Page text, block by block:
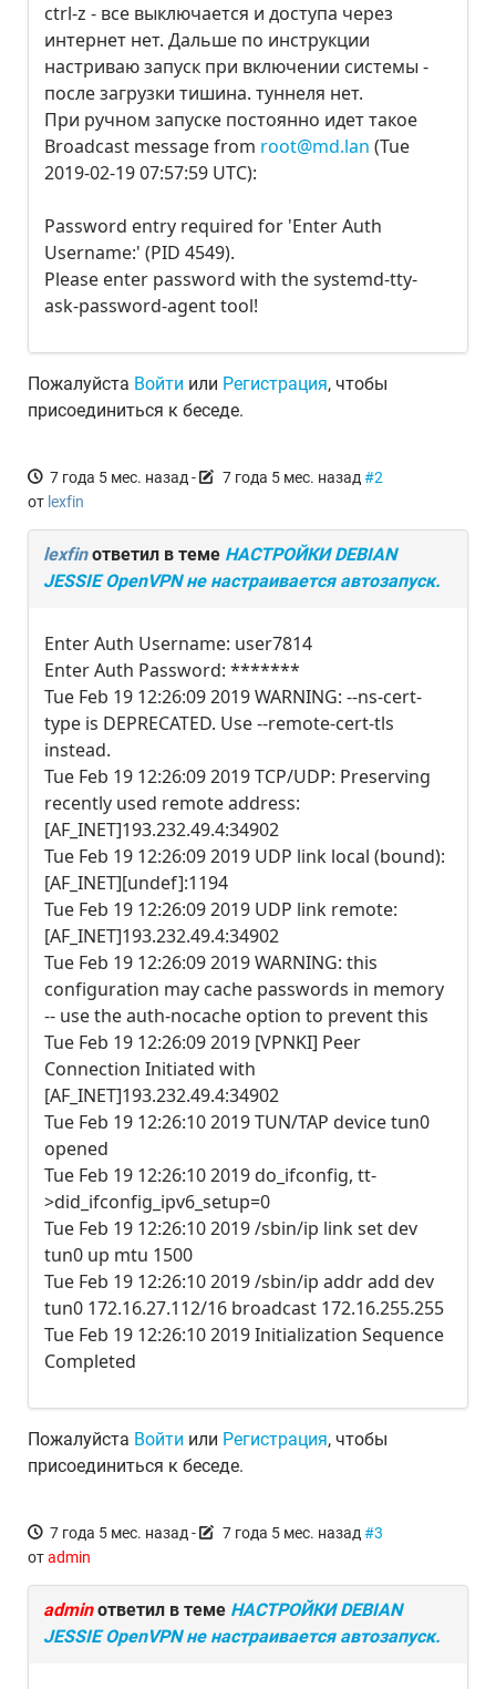
ctrl-z - все выключается и доступа через
интернет нет. Дальше по инструкции
настриваю запуск при включении системы -
после загрузки тишина. туннеля нет.
При ручном запуске постоянно идет такое
Broadcast message from root@md.lan (Tue
2019-02-19 07:57:59 UTC):
Password entry required for 'Enter Auth
Username:' (PID 4549).
Please enter password with the systemd-tty-
ask-password-agent tool!
Пожалуйста Войти или Регистрация, чтобы
присоединиться к беседе.
7 года 5 мес. назад - 7 года 5 мес. назад #2
от lexfin
lexfinответил в теме НАСТРОЙКИ DEBIAN
JESSIE OpenVPN не настраивается автозапуск.
Enter Auth Username: user7814
Enter Auth Password: *******
Tue Feb 19 12:26:09 2019 WARNING: --ns-cert-
type is DEPRECATED. Use --remote-cert-tls
instead.
Tue Feb 19 12:26:09 2019 TCP/UDP: Preserving
recently used remote address:
[AF_INET]193.232.49.4:34902
Tue Feb 19 12:26:09 2019 UDP link local (bound):
[AF_INET][undef]:1194
Tue Feb 19 12:26:09 2019 UDP link remote:
[AF_INET]193.232.49.4:34902
Tue Feb 19 12:26:09 2019 WARNING: this
configuration may cache passwords in memory
-- use the auth-nocache option to prevent this
Tue Feb 19 12:26:09 2019 [VPNKI] Peer
Connection Initiated with
[AF_INET]193.232.49.4:34902
Tue Feb 19 12:26:10 2019 TUN/TAP device tun0
opened
Tue Feb 19 12:26:10 2019 do_ifconfig, tt-
>did_ifconfig_ipv6_setup=0
Tue Feb 19 12:26:10 2019 /sbin/ip link set dev
tun0 up mtu 1500
Tue Feb 19 12:26:10 2019 /sbin/ip addr add dev
tun0 172.16.27.112/16 broadcast 172.16.255.255
Tue Feb 19 12:26:10 2019 Initialization Sequence
Completed
Пожалуйста Войти или Регистрация, чтобы
присоединиться к беседе.
7 года 5 мес. назад - 7 года 5 мес. назад #3
отadmin
adminответил в теме НАСТРОЙКИ DEBIAN
JESSIE OpenVPN не настраивается автозапуск.